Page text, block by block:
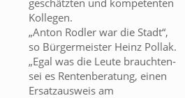
geschätzten und kompetenten
Kollegen.
„Anton Rodler war die Stadt“,
so Bürgermeister Heinz Pollak.
„Egal was die Leute brauchten-
sei es Rentenberatung, einen
Ersatzausweis am